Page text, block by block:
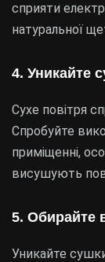
сприяти
натуральної
4. Уникайте
Сухе повітря
Спробуйте
приміщенні,
висушують
5. Обирайте
Уникайте